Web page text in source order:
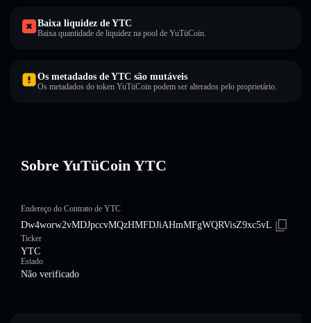
Baixa liquidez de YTC
Baixa quantidade de liquidez na pool de YuTüCoin.
Os metadados de YTC são mutáveis
Os metadados do token YuTüCoin podem ser alterados pelo proprietário.
Sobre YuTüCoin YTC
Endereço do Contrato de YTC
Dw4worw2vMDJpccvMQzHMFDJiAHmMFgWQRVisZ9xc5vL
Ticker
YTC
Estado
Não verificado